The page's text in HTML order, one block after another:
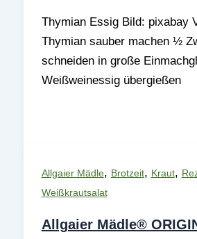
Thymian Essig Bild: pixabay
Thymian sauber machen ½
schneiden in große
Weißweinessig übergießen
Allgaier Mädle, Brotzeit, Kraut,
Weißkrautsalat
Allgaier Mädle®